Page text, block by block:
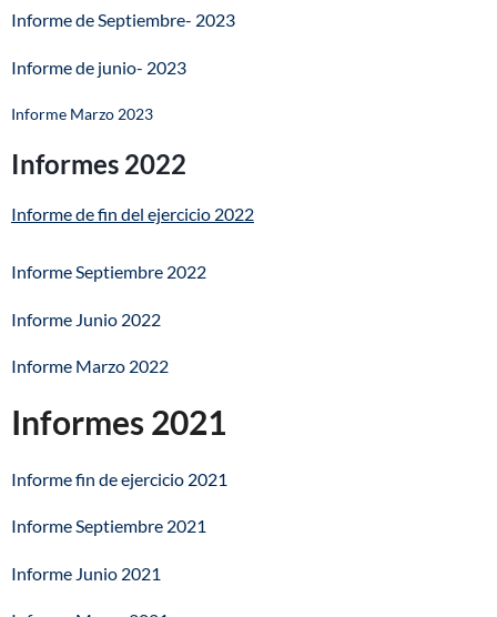
Informe de Septiembre- 2023
Informe de junio- 2023
Informe Marzo 2023
Informes 2022
Informe de fin del ejercicio 2022
Informe Septiembre 2022
Informe Junio 2022
Informe Marzo 2022
Informes 2021
Informe fin de ejercicio 2021
Informe Septiembre 2021
Informe Junio 2021